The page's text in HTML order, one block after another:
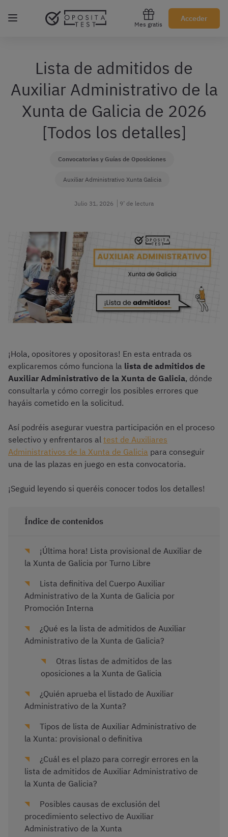
Mes gratis
Acceder
Regístrate gratis
Lista de admitidos de
Auxiliar Administrativo de la
Xunta de Galicia de 2026
[Todos los detalles]
Convocatorias y Guías de Oposiciones
Auxiliar Administrativo Xunta Galicia
Julio 31, 2026 9’ de lectura
¡Hola, opositores y opositoras! En esta entrada os
explicaremos cómo funciona la lista de admitidos de
Auxiliar Administrativo de la Xunta de Galicia, dónde
consultarla y cómo corregir los posibles errores que
hayáis cometido en la solicitud.
Así podréis asegurar vuestra participación en el proceso
selectivo y enfrentaros al test de Auxiliares
Administrativos de la Xunta de Galicia para conseguir
una de las plazas en juego en esta convocatoria.
¡Seguid leyendo si queréis conocer todos los detalles!
Índice de contenidos
¡Última hora! Lista provisional de Auxiliar de
la Xunta de Galicia por Turno Libre
Lista definitiva del Cuerpo Auxiliar
Administrativo de la Xunta de Galicia por
Promoción Interna
¿Qué es la lista de admitidos de Auxiliar
Administrativo de la Xunta de Galicia?
Otras listas de admitidos de las
oposiciones a la Xunta de Galicia
¿Quién aprueba el listado de Auxiliar
Administrativo de la Xunta?
Tipos de lista de Auxiliar Administrativo de
la Xunta: provisional o definitiva
¿Cuál es el plazo para corregir errores en la
lista de admitidos de Auxiliar Administrativo de
la Xunta de Galicia?
Posibles causas de exclusión del
procedimiento selectivo de Auxiliar
Administrativo de la Xunta